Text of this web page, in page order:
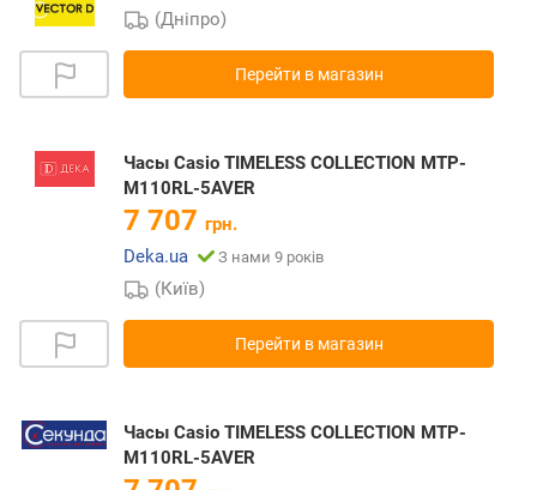
(Дніпро)
Перейти в магазин
Часы Casio TIMELESS COLLECTION MTP-
M110RL-5AVER
7 707 грн.
Deka.ua
З нами 9 років
(Київ)
Перейти в магазин
Часы Casio TIMELESS COLLECTION MTP-
M110RL-5AVER